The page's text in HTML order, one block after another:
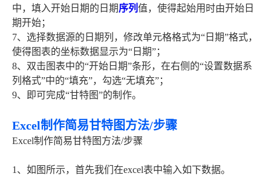
中，填入开始日期的日期序列值，使得起始用时由开始日
期开始；
7、选择数据源的日期列，修改单元格格式为“日期”格式，
使得图表的坐标数据显示为“日期”；
8、双击图表中的“开始日期”条形，在右侧的“设置数据系
列格式”中的“填充”，勾选“无填充”；
9、即可完成“甘特图”的制作。
Excel制作简易甘特图方法/步骤
Excel制作简易甘特图方法/步骤
1、如图所示，首先我们在excel表中输入如下数据。